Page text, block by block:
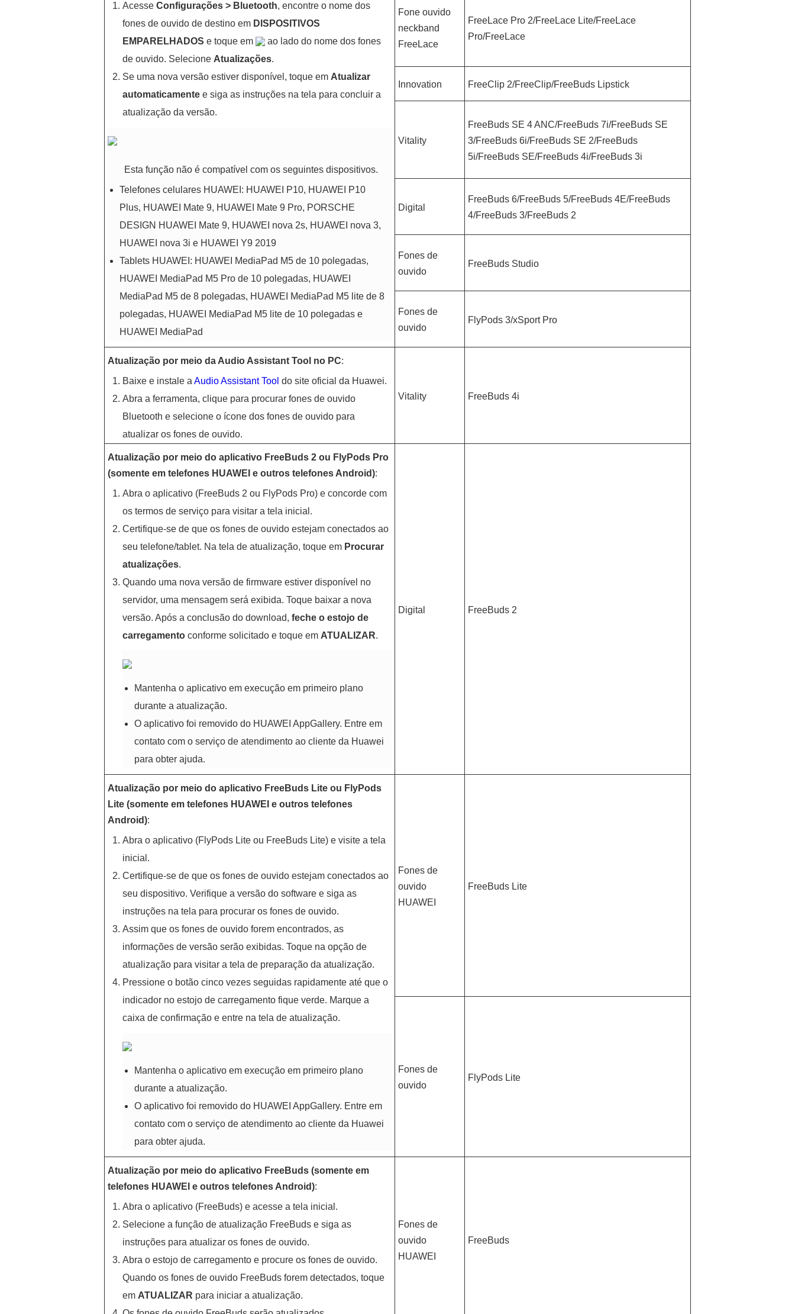
Acesse Configurações> Bluetooth, encontre o nome dos
fones de ouvido de destino em DISPOSITIVOS
EMPARELHADOS e toque em
ao lado do nome dos fones
de ouvido. Selecione Atualizações.
Se uma nova versão estiver disponível, toque em Atualizar
automaticamentee siga as instruções na tela para concluir a
atualização da versão.
Esta função não é compatível com os seguintes dispositivos.
Telefones celulares HUAWEI: HUAWEI P10, HUAWEI P10
Plus, HUAWEI Mate 9, HUAWEI Mate 9 Pro, PORSCHE
DESIGN HUAWEI Mate 9, HUAWEI nova 2s, HUAWEI nova 3,
HUAWEI nova 3i e HUAWEI Y9 2019
Tablets HUAWEI: HUAWEI MediaPad M5 de 10 polegadas,
HUAWEI MediaPad M5 Pro de 10 polegadas, HUAWEI
MediaPad M5 de 8 polegadas, HUAWEI MediaPad M5 lite de 8
polegadas, HUAWEI MediaPad M5 lite de 10 polegadas e
HUAWEI MediaPad
Fone ouvido
neckband
FreeLace
FreeLace Pro 2/FreeLace Lite/FreeLace
Pro/FreeLace
Innovation FreeClip 2/FreeClip/FreeBuds Lipstick
Vitality
FreeBuds SE 4 ANC/FreeBuds 7i/FreeBuds SE
3/FreeBuds 6i/FreeBuds SE 2/FreeBuds
5i/FreeBuds SE/FreeBuds 4i/FreeBuds 3i
Digital
FreeBuds 6/FreeBuds 5/FreeBuds 4E/FreeBuds
4/FreeBuds 3/FreeBuds 2
Fones de
ouvido
FreeBuds Studio
Fones de
ouvido
FlyPods 3/xSport Pro
Atualização por meio da Audio Assistant Tool no PC:
Baixe e instale a Audio Assistant Tool do site oficial da Huawei.
Abra a ferramenta, clique para procurar fones de ouvido
Bluetooth e selecione o ícone dos fones de ouvido para
atualizar os fones de ouvido.
Vitality FreeBuds 4i
Atualização por meio do aplicativo FreeBuds 2 ou FlyPods Pro
(somente em telefones HUAWEI e outros telefones Android):
Abra o aplicativo (FreeBuds 2 ou FlyPods Pro) e concorde com
os termos de serviço para visitar a tela inicial.
Certifique-se de que os fones de ouvido estejam conectados ao
seu telefone/tablet. Na tela de atualização, toque em Procurar
atualizações.
Quando uma nova versão de firmware estiver disponível no
servidor, uma mensagem será exibida. Toque baixar a nova
versão. Após a conclusão do download, feche o estojo de
carregamentoconforme solicitado e toque em ATUALIZAR.
Mantenha o aplicativo em execução em primeiro plano
durante a atualização.
O aplicativo foi removido do HUAWEI AppGallery. Entre em
contato com o serviço de atendimento ao cliente da Huawei
para obter ajuda.
Digital FreeBuds 2
Atualização por meio do aplicativo FreeBuds Lite ou FlyPods
Lite (somente em telefones HUAWEI e outros telefones
Android):
Abra o aplicativo (FlyPods Lite ou FreeBuds Lite) e visite a tela
inicial.
Certifique-se de que os fones de ouvido estejam conectados ao
seu dispositivo. Verifique a versão do software e siga as
instruções na tela para procurar os fones de ouvido.
Assim que os fones de ouvido forem encontrados, as
informações de versão serão exibidas. Toque na opção de
atualização para visitar a tela de preparação da atualização.
Pressione o botão cinco vezes seguidas rapidamente até que o
indicador no estojo de carregamento fique verde. Marque a
caixa de confirmação e entre na tela de atualização.
Mantenha o aplicativo em execução em primeiro plano
durante a atualização.
O aplicativo foi removido do HUAWEI AppGallery. Entre em
contato com o serviço de atendimento ao cliente da Huawei
para obter ajuda.
Fones de
ouvido
HUAWEI
FreeBuds Lite
Fones de
ouvido
FlyPods Lite
Atualização por meio do aplicativo FreeBuds (somente em
telefones HUAWEI e outros telefones Android):
Abra o aplicativo (FreeBuds) e acesse a tela inicial.
Selecione a função de atualização FreeBuds e siga as
instruções para atualizar os fones de ouvido.
Abra o estojo de carregamento e procure os fones de ouvido.
Quando os fones de ouvido FreeBuds forem detectados, toque
em ATUALIZAR para iniciar a atualização.
Fones de
ouvido
HUAWEI
FreeBuds